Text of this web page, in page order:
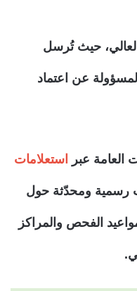
العالي، حيث تُرسل
المسؤولة عن اعتماد
العامة عبر استعلامات
رسمية ومحدّثة حول
الفحص والمراكز